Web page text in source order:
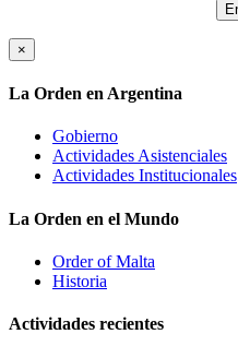
×
La Orden en Argentina
Gobierno
Actividades Asistenciales
Actividades Institucionales
La Orden en el Mundo
Order of Malta
Historia
Actividades recientes